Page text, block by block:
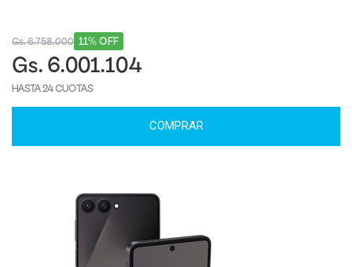
11% OFF
Gs. 6.758.000
Gs. 6.001.104
HASTA 24 CUOTAS
COMPRAR